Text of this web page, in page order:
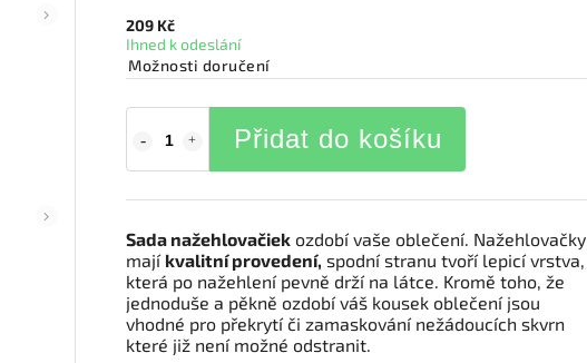
209 Kč
Ihned k odeslání
Možnosti doručení
Přidat do košíku
Sada nažehlovačiek ozdobí vaše oblečení. Nažehlovačky
mají kvalitní provedení, spodní stranu tvoří lepicí vrstva,
která po nažehlení pevně drží na látce. Kromě toho, že
jednoduše a pěkně ozdobí váš kousek oblečení jsou
vhodné pro překrytí či zamaskování nežádoucích skvrn
které již není možné odstranit.